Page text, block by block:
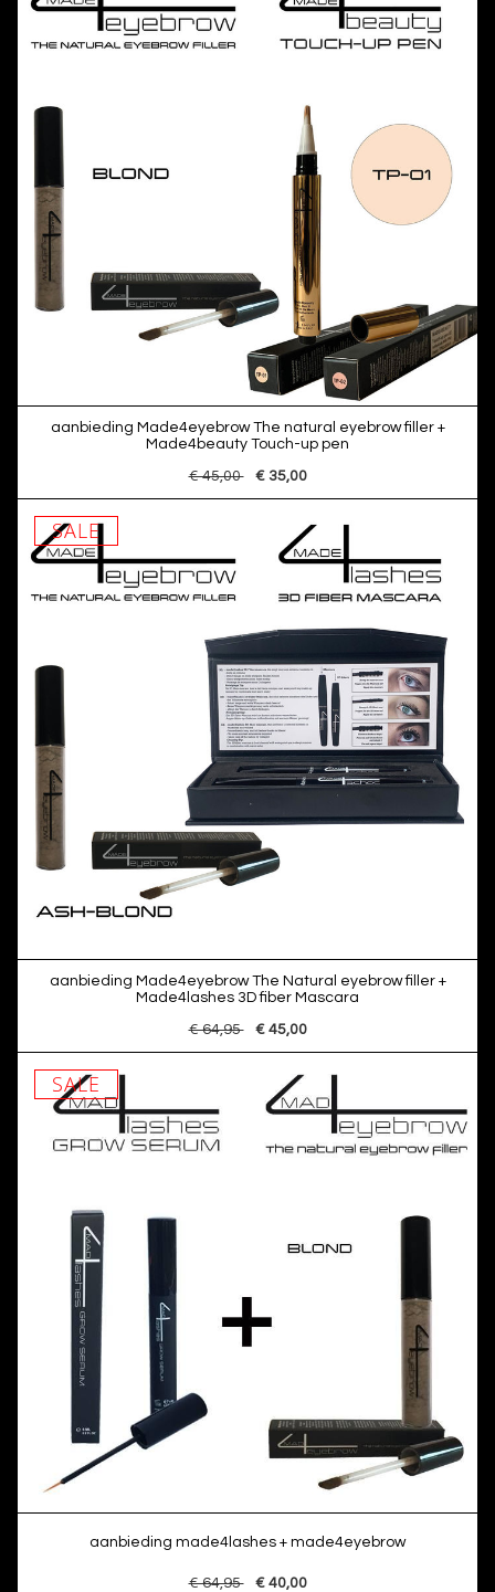
aanbieding Made4eyebrow The natural eyebrow filler +
Made4beauty Touch-up pen
€ 45,00 € 35,00
SALE
aanbieding Made4eyebrow The Natural eyebrow filler +
Made4lashes 3D fiber Mascara
€ 64,95 € 45,00
SALE
aanbieding made4lashes + made4eyebrow
€ 64,95 € 40,00